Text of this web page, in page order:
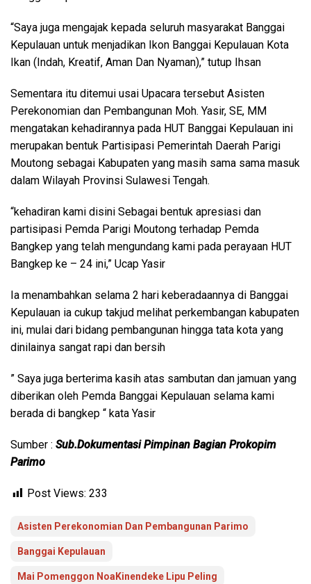
“Saya juga mengajak kepada seluruh masyarakat Banggai
Kepulauan untuk menjadikan Ikon Banggai Kepulauan Kota
Ikan (Indah, Kreatif, Aman Dan Nyaman),” tutup Ihsan
Sementara itu ditemui usai Upacara tersebut Asisten
Perekonomian dan Pembangunan Moh. Yasir, SE, MM
mengatakan kehadirannya pada HUT Banggai Kepulauan ini
merupakan bentuk Partisipasi Pemerintah Daerah Parigi
Moutong sebagai Kabupaten yang masih sama sama masuk
dalam Wilayah Provinsi Sulawesi Tengah.
“kehadiran kami disini Sebagai bentuk apresiasi dan
partisipasi Pemda Parigi Moutong terhadap Pemda
Bangkep yang telah mengundang kami pada perayaan HUT
Bangkep ke – 24 ini,” Ucap Yasir
Ia menambahkan selama 2 hari keberadaannya di Banggai
Kepulauan ia cukup takjud melihat perkembangan kabupaten
ini, mulai dari bidang pembangunan hingga tata kota yang
dinilainya sangat rapi dan bersih
” Saya juga berterima kasih atas sambutan dan jamuan yang
diberikan oleh Pemda Banggai Kepulauan selama kami
berada di bangkep “ kata Yasir
Sumber : Sub.Dokumentasi Pimpinan Bagian Prokopim
Parimo
Post Views: 233
Asisten Perekonomian Dan Pembangunan Parimo
Banggai Kepulauan
Mai Pomenggon NoaKinendeke Lipu Peling